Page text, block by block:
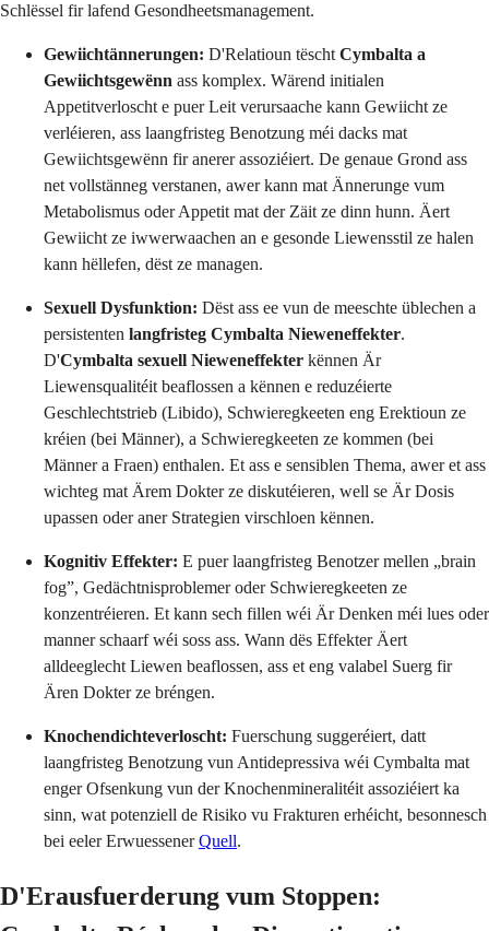
Schlëssel fir lafend Gesondheetsmanagement.
Gewiichtännerungen: D'Relatioun tëscht Cymbalta a
Gewiichtsgewënn ass komplex. Wärend initialen
Appetitverloscht e puer Leit verursaache kann Gewiicht ze
verléieren, ass laangfristeg Benotzung méi dacks mat
Gewiichtsgewënn fir anerer assoziéiert. De genaue Grond ass
net vollstänneg verstanen, awer kann mat Ännerunge vum
Metabolismus oder Appetit mat der Zäit ze dinn hunn. Äert
Gewiicht ze iwwerwaachen an e gesonde Liewensstil ze halen
kann hëllefen, dëst ze managen.
Sexuell Dysfunktion: Dëst ass ee vun de meeschte üblechen a
persistenten langfristeg Cymbalta Nieweneffekter.
D'Cymbalta sexuell Nieweneffekter kënnen Är
Liewensqualitéit beaflossen a kënnen e reduzéierte
Geschlechtstrieb (Libido), Schwieregkeeten eng Erektioun ze
kréien (bei Männer), a Schwieregkeeten ze kommen (bei
Männer a Fraen) enthalen. Et ass e sensiblen Thema, awer et ass
wichteg mat Ärem Dokter ze diskutéieren, well se Är Dosis
upassen oder aner Strategien virschloen kënnen.
Kognitiv Effekter: E puer laangfristeg Benotzer mellen „brain
fog”, Gedächtnisproblemer oder Schwieregkeeten ze
konzentréieren. Et kann sech fillen wéi Är Denken méi lues oder
manner schaarf wéi soss ass. Wann dës Effekter Äert
alldeeglecht Liewen beaflossen, ass et eng valabel Suerg fir
Ären Dokter ze bréngen.
Knochendichteverloscht: Fuerschung suggeréiert, datt
laangfristeg Benotzung vun Antidepressiva wéi Cymbalta mat
enger Ofsenkung vun der Knochenmineralitéit assoziéiert ka
sinn, wat potenziell de Risiko vu Frakturen erhéicht, besonnesch
bei eeler ErwuessenerQuell.
D'Erausfuerderung vum Stoppen: